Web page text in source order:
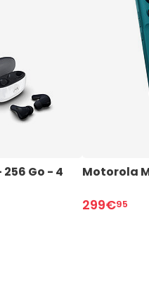
Go - 4
Motorola
299€95